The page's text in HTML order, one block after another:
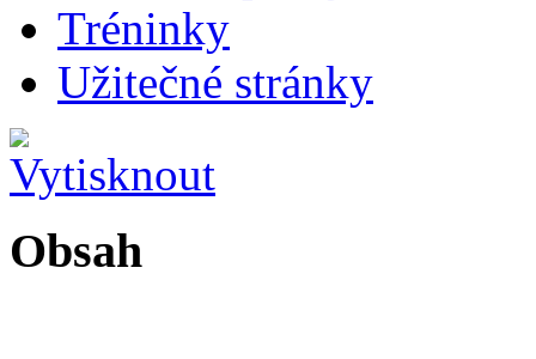
Tréninky
Užitečné stránky
Obsah